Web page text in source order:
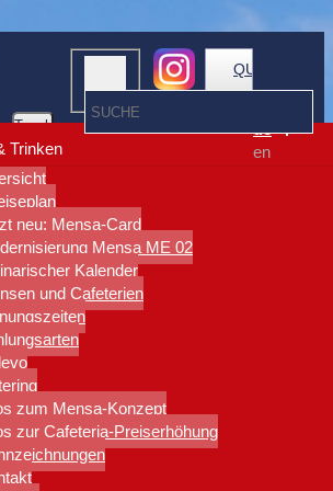
Toggle
navigation
Trinken
neu: Mensa-Card
Mensa ME 02
Kalender
und Cafeterien
zum Mensa-Konzept
zur Cafeteria-Preiserhöhung
QUICKLINKS
de
en
STAMMTISCHE
en nuestro Spanisch-Stammtisch, un
para conversar en español, conocer